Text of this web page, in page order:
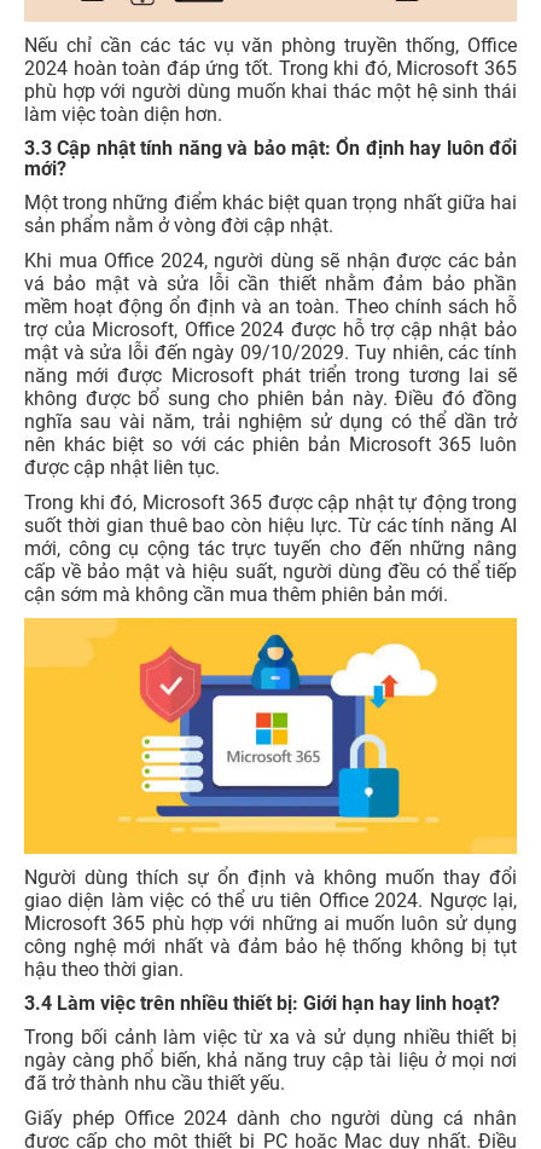
Nếu chỉ cần các tác vụ văn phòng truyền thống, Office
2024 hoàn toàn đáp ứng tốt. Trong khi đó, Microsoft 365
phù hợp với người dùng muốn khai thác một hệ sinh thái
làm việc toàn diện hơn.
3.3 Cập nhật tính năng và bảo mật: Ổn định hay luôn đổi
mới?
Một trong những điểm khác biệt quan trọng nhất giữa hai
sản phẩm nằm ở vòng đời cập nhật.
Khi mua Office 2024, người dùng sẽ nhận được các bản
vá bảo mật và sửa lỗi cần thiết nhằm đảm bảo phần
mềm hoạt động ổn định và an toàn. Theo chính sách hỗ
trợ của Microsoft, Office 2024 được hỗ trợ cập nhật bảo
mật và sửa lỗi đến ngày 09/10/2029. Tuy nhiên, các tính
năng mới được Microsoft phát triển trong tương lai sẽ
không được bổ sung cho phiên bản này. Điều đó đồng
nghĩa sau vài năm, trải nghiệm sử dụng có thể dần trở
nên khác biệt so với các phiên bản Microsoft 365 luôn
được cập nhật liên tục.
Trong khi đó, Microsoft 365 được cập nhật tự động trong
suốt thời gian thuê bao còn hiệu lực. Từ các tính năng AI
mới, công cụ cộng tác trực tuyến cho đến những nâng
cấp về bảo mật và hiệu suất, người dùng đều có thể tiếp
cận sớm mà không cần mua thêm phiên bản mới.
Người dùng thích sự ổn định và không muốn thay đổi
giao diện làm việc có thể ưu tiên Office 2024. Ngược lại,
Microsoft 365 phù hợp với những ai muốn luôn sử dụng
công nghệ mới nhất và đảm bảo hệ thống không bị tụt
hậu theo thời gian.
3.4 Làm việc trên nhiều thiết bị: Giới hạn hay linh hoạt?
Trong bối cảnh làm việc từ xa và sử dụng nhiều thiết bị
ngày càng phổ biến, khả năng truy cập tài liệu ở mọi nơi
đã trở thành nhu cầu thiết yếu.
Giấy phép Office 2024 dành cho người dùng cá nhân
được cấp cho một thiết bị PC hoặc Mac duy nhất. Điều